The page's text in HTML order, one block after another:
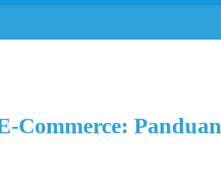
Commerce: Panduan